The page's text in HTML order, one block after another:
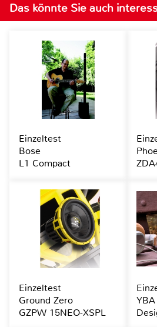
Das könnte Sie auch
Einzeltest
Bose
L1 Compact
Einzeltest
Ground Zero
GZPW 15NEO-XSPL
YBA